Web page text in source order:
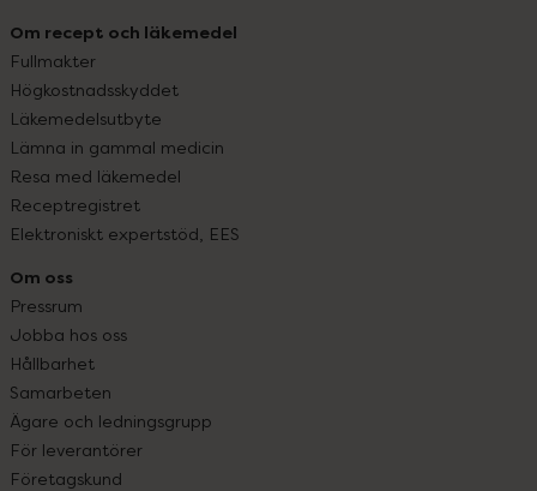
Om recept och läkemedel
Fullmakter
Högkostnadsskyddet
Läkemedelsutbyte
Lämna in gammal medicin
Resa med läkemedel
Receptregistret
Elektroniskt expertstöd, EES
Om oss
Pressrum
Jobba hos oss
Hållbarhet
Samarbeten
Ägare och ledningsgrupp
För leverantörer
Företagskund